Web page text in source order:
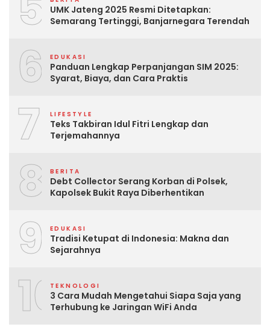
UMK Jateng 2025 Resmi Ditetapkan:
Semarang Tertinggi, Banjarnegara Terendah
6 EDUKASI
Panduan Lengkap Perpanjangan SIM 2025:
Syarat, Biaya, dan Cara Praktis
7 LIFESTYLE
Teks Takbiran Idul Fitri Lengkap dan
Terjemahannya
8 BERITA
Debt Collector Serang Korban di Polsek,
Kapolsek Bukit Raya Diberhentikan
9 EDUKASI
Tradisi Ketupat di Indonesia: Makna dan
Sejarahnya
10TEKNOLOGI
3 Cara Mudah Mengetahui Siapa Saja yang
Terhubung ke Jaringan WiFi Anda